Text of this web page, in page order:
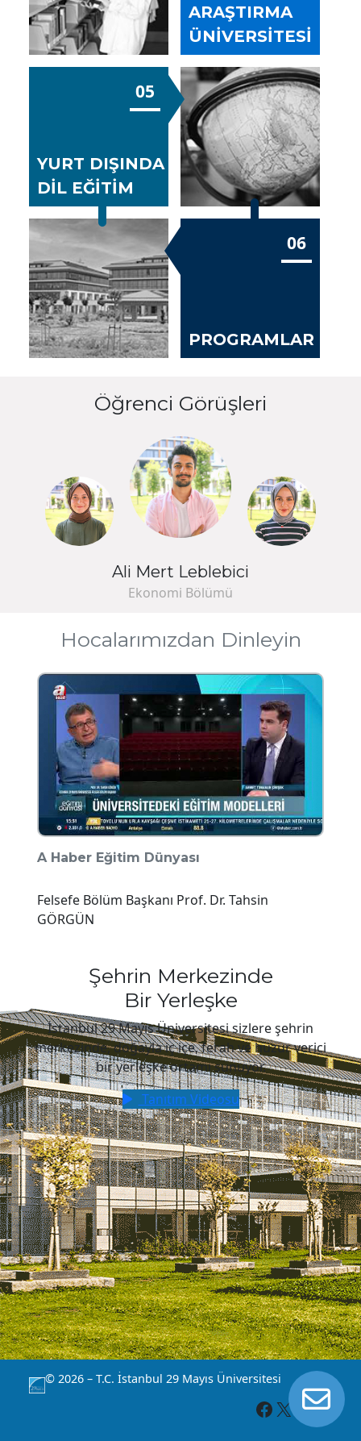
ARAŞTIRMA
ÜNİVERSİTESİ
05
YURT DIŞINDA
DİL EĞİTİM
06
PROGRAMLAR
Öğrenci Görüşleri
Ali Mert Leblebici
Ekonomi Bölümü
Hocalarımızdan Dinleyin
A Haber Eğitim Dünyası
Felsefe Bölüm Başkanı Prof. Dr. Tahsin
GÖRGÜN
Şehrin Merkezinde
Bir Yerleşke
İstanbul 29 Mayıs Üniversitesi sizlere şehrin
merkezinde, doğayla iç içe, ferah ve huzur verici
bir yerleşke ortamı sunuyor.
Tanıtım Videosu
© 2026 – T.C. İstanbul 29 Mayıs Üniversitesi
Facebook X YouTube Instagram